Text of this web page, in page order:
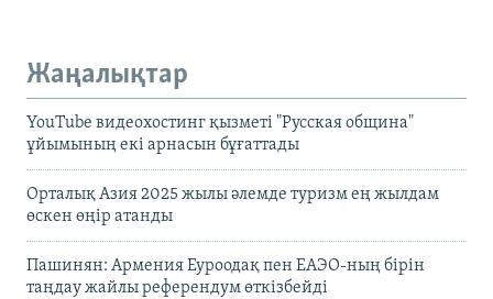
Жаңалықтар
YouTube видеохостинг қызметі "Русская община"
ұйымының екі арнасын бұғаттады
Орталық Азия 2025 жылы әлемде туризм ең жылдам
өскен өңір атанды
Пашинян: Армения Еуроодақ пен ЕАЭО-ның бірін
таңдау жайлы референдум өткізбейді